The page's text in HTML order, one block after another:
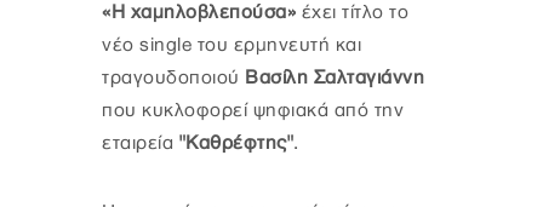
«H χαμηλοβλεπούσα» έχει τίτλο το
νέο single του ερμηνευτή και
τραγουδοποιού Βασίλη Σαλταγιάννη
που κυκλοφορεί ψηφιακά από την
εταιρεία "Καθρέφτης".